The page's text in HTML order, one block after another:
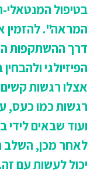
בטיפול
המראה". להזמין
דרך ההשתקפות
הפיזיולגי
אצלו רגשות
רגשות כמו כעס,
ועוד שבאים לידי
לאחר מכן, השלב
יכול לעשות עם זה.